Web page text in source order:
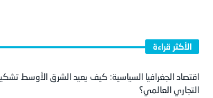
الأكثر قراءة
اقتصاد الجغرافيا السياسية: كيف يعيد الشرق الأوسط
التجاري العالمي؟